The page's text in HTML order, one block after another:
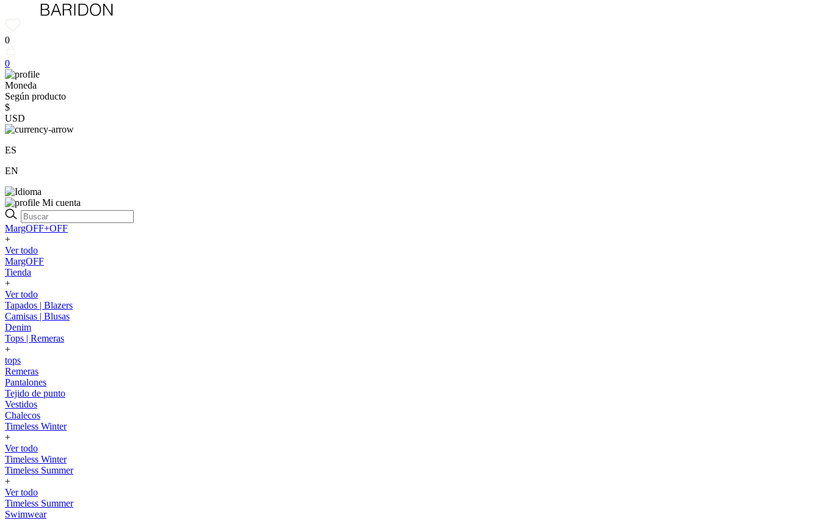
0
0
Moneda
Según producto
$
USD
ES
EN
Mi cuenta
MargOFF+OFF
+
Ver todo
MargOFF
Tienda
+
Ver todo
Tapados | Blazers
Camisas | Blusas
Denim
Tops | Remeras
+
tops
Remeras
Pantalones
Tejido de punto
Vestidos
Chalecos
Timeless Winter
+
Ver todo
Timeless Winter
Timeless Summer
+
Ver todo
Timeless Summer
Swimwear